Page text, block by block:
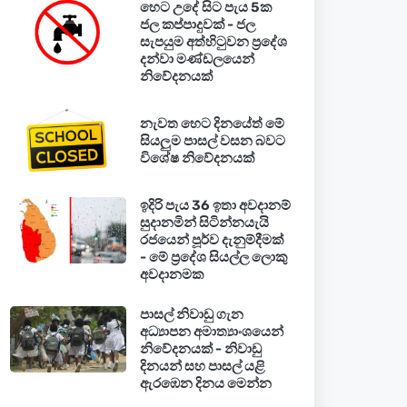
හෙට උදේ සිට පැය 5ක
ජල කප්පාදුවක් - ජල
සැපයුම අත්හිටුවන ප්‍රදේශ
දන්වා මණ්ඩලයෙන්
නිවේදනයක්
නැවත හෙට දිනයේත් මේ
සියලුම පාසල් වසන බවට
විශේෂ නිවේදනයක්
ඉදිරි පැය 36 ඉතා අවදානම්
සුදානමින් සිටින්නයැයි
රජයෙන් පූර්ව දැනුම්දීමක්
- මේ ප්‍රදේශ සියල්ල ලොකු
අවදානමක
පාසල් නිවාඩු ගැන
අධ්‍යාපන අමාත්‍යාංශයෙන්
නිවේදනයක් - නිවාඩු
දිනයන් සහ පාසල් යළි
ඇරඹෙන දිනය මෙන්න